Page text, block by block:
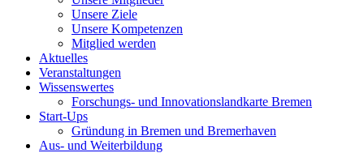
Unsere Ziele
Unsere Kompetenzen
Mitglied werden
Aktuelles
Veranstaltungen
Wissenswertes
Forschungs- und Innovationslandkarte Bremen
Start-Ups
Gründung in Bremen und Bremerhaven
Aus- und Weiterbildung